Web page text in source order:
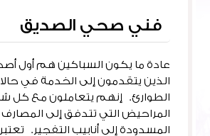
فني صحي الصديق
عادة ما يكون السباكين هم أول
الذين يتقدمون إلى الخدمة في
الطوارئ. إنهم يتعاملون مع كل
المراحيض التي تتدفق إلى
المسدودة إلى أنابيب التفجير.